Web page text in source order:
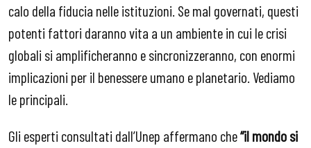
calo della fiducia nelle istituzioni. Se mal governati, questi
potenti fattori daranno vita a un ambiente in cui le crisi
globali si amplificheranno e sincronizzeranno, con enormi
implicazioni per il benessere umano e planetario. Vediamo
le principali.
Gli esperti consultati dall’Unep affermano che“il mondo si